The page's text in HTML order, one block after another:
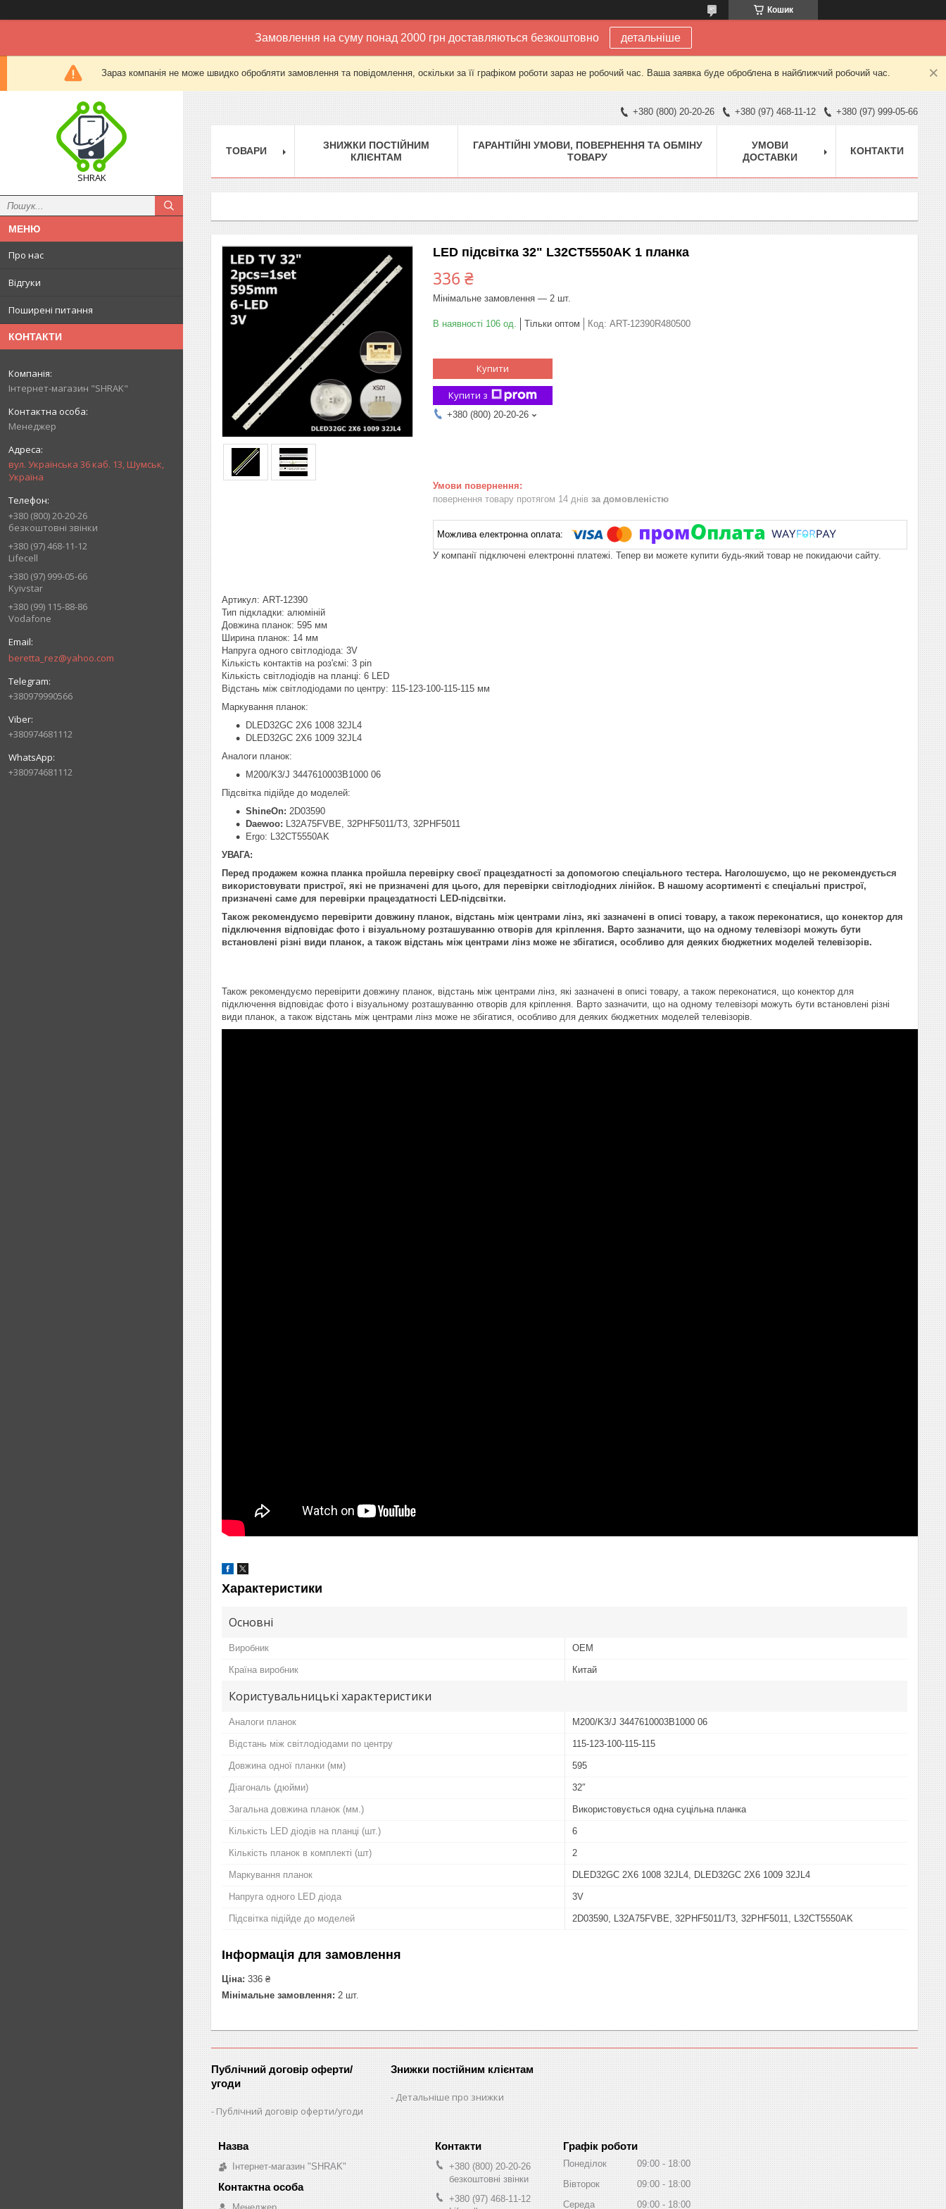
Кошик
Замовлення на суму понад 2000 грн доставляються безкоштовно детальніше
Зараз компанія не може швидко обробляти замовлення та повідомлення, оскільки за її графіком роботи зараз не робочий час. Ваша заявка буде оброблена в найближчий робочий час.
SHRAK
Про нас
Відгуки
Поширені питання
КОНТАКТИ
Інтернет-магазин "SHRAK"
Менеджер
вул. Українська 36 каб. 13, Шумськ,
Україна
+380 (800) 20-20-26
безкоштовні звінки
+380 (97) 468-11-12
Lifecell
+380 (97) 999-05-66
Kyivstar
+380 (99) 115-88-86
Vodafone
beretta_rez@yahoo.com
+380979990566
+380974681112
+380974681112
+380 (800) 20-20-26 +380 (97) 468-11-12 +380 (97) 999-05-66
ТОВАРИ
ЗНИЖКИ ПОСТІЙНИМ
КЛІЄНТАМ
ГАРАНТІЙНІ УМОВИ, ПОВЕРНЕННЯ ТА ОБМІНУ
ТОВАРУ
УМОВИ
ДОСТАВКИ
КОНТАКТИ
LED підсвітка 32" L32CT5550AK 1 планка
336 ₴
Мінімальне замовлення — 2 шт.
В наявності 106 од. Тільки оптом Код: ART-12390R480500
Купити
Купити з
+380 (800) 20-20-26
повернення товару протягом 14 днів за домовленістю
У компанії підключені електронні платежі. Тепер ви можете купити будь-який товар не покидаючи сайту.
Артикул: ART-12390
Тип підкладки: алюміній
Довжина планок: 595 мм
Ширина планок: 14 мм
Напруга одного світлодіода: 3V
Кількість контактів на роз'ємі: 3 pin
Кількість світлодіодів на планці: 6 LED
Відстань між світлодіодами по центру: 115-123-100-115-115 мм
Маркування планок:
DLED32GC 2X6 1008 32JL4
DLED32GC 2X6 1009 32JL4
Аналоги планок:
M200/K3/J 3447610003B1000 06
Підсвітка підійде до моделей:
ShineOn: 2D03590
Daewoo: L32A75FVBE, 32PHF5011/T3, 32PHF5011
Ergo: L32CT5550AK
УВАГА:
Перед продажем кожна планка пройшла перевірку своєї працездатності за допомогою спеціального тестера. Наголошуємо, що не рекомендується
використовувати пристрої, які не призначені для цього, для перевірки світлодіодних лінійок. В нашому асортименті є спеціальні пристрої,
призначені саме для перевірки працездатності LED-підсвітки.
Також рекомендуємо перевірити довжину планок, відстань між центрами лінз, які зазначені в описі товару, а також переконатися, що конектор для
підключення відповідає фото і візуальному розташуванню отворів для кріплення. Варто зазначити, що на одному телевізорі можуть бути
встановлені різні види планок, а також відстань між центрами лінз може не збігатися, особливо для деяких бюджетних моделей телевізорів.
Також рекомендуємо перевірити довжину планок, відстань між центрами лінз, які зазначені в описі товару, а також переконатися, що конектор для
підключення відповідає фото і візуальному розташуванню отворів для кріплення. Варто зазначити, що на одному телевізорі можуть бути встановлені різні
види планок, а також відстань між центрами лінз може не збігатися, особливо для деяких бюджетних моделей телевізорів.
Характеристики
Основні
Виробник OEM
Країна виробник Китай
Користувальницькі характеристики
Аналоги планок M200/K3/J 3447610003B1000 06
Відстань між світлодіодами по центру 115-123-100-115-115
Довжина одної планки (мм) 595
Діагональ (дюйми) 32″
Загальна довжина планок (мм.) Використовується одна суцільна планка
Кількість LED діодів на планці (шт.) 6
Кількість планок в комплекті (шт) 2
Маркування планок DLED32GC 2X6 1008 32JL4, DLED32GC 2X6 1009 32JL4
Напруга одного LED діода 3V
Підсвітка підійде до моделей 2D03590, L32A75FVBE, 32PHF5011/T3, 32PHF5011, L32CT5550AK
Інформація для замовлення
Ціна: 336 ₴
Мінімальне замовлення: 2 шт.
Публічний договір оферти/
угоди
Публічний договір оферти/угоди
Знижки постійним клієнтам
Детальніше про знижки
Інтернет-магазин "SHRAK"
+380 (800) 20-20-26
безкоштовні звінки
+380 (97) 468-11-12
Графік роботи
Понеділок 09:00
18:00
Вівторок
09:00
18:00
Середа
09:00 18:00